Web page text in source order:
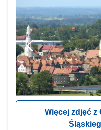
Więcej zdjęć z